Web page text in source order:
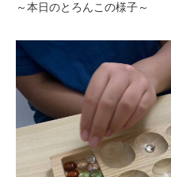
～本日のとろんこの様子～